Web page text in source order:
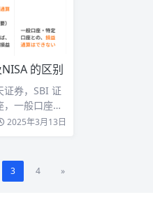
的区别
证券，SBI 证
一般口座，
2025年3月13日
3 4 »